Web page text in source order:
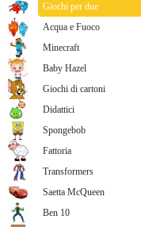
Giochi per due
Acqua e Fuoco
Minecraft
Baby Hazel
Giochi di cartoni
Didattici
Spongebob
Fattoria
Transformers
Saetta McQueen
Ben 10